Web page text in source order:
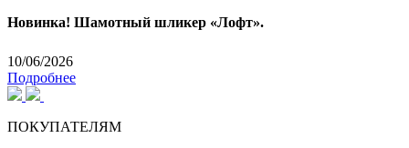
Новинка! Шамотный шликер «Лофт».
10/06/2026
Подробнее
ПОКУПАТЕЛЯМ